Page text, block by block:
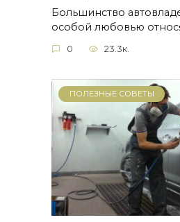
Большинство
особой любовью
0 23.3к.
ПОЛЕЗНЫЕ СОВЕТЫ